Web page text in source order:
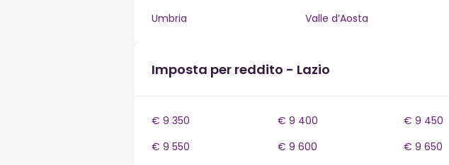
Umbria
Valle d’Aosta
Imposta per reddito - Lazio
€ 9 350 € 9 400 € 9 450
€ 9 550
€ 9 600 € 9 650